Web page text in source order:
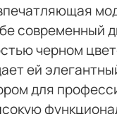
современный
черном
ей
для